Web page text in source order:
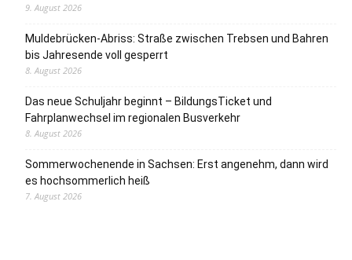
9. August 2026
Muldebrücken-Abriss: Straße zwischen Trebsen und Bahren
bis Jahresende voll gesperrt
8. August 2026
Das neue Schuljahr beginnt – BildungsTicket und
Fahrplanwechsel im regionalen Busverkehr
8. August 2026
Sommerwochenende in Sachsen: Erst angenehm, dann wird
es hochsommerlich heiß
7. August 2026